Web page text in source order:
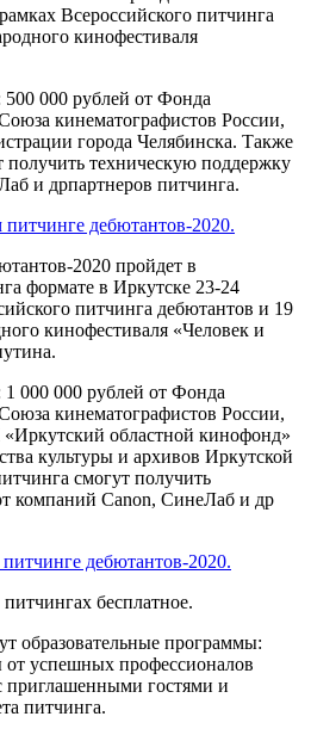
Всероссийского питчинга
го кинофестиваля
500 000 рублей от Фонда
кинематографистов России,
города Челябинска. Также
получить техническую поддержку
и дрпартнеров питчинга.
дебютантов-2020.
2020 пройдет в
формате в Иркутске 23-24
питчинга дебютантов и 19
кинофестиваля «Человек и
1 000 000 рублей от Фонда
кинематографистов России,
областной кинофонд»
культуры и архивов Иркутской
смогут получить
компаний Canon, СинеЛаб и др
дебютантов-2020.
питчингах бесплатное.
ут образовательные программы:
от успешных профессионалов
приглашенными гостями и
питчинга.